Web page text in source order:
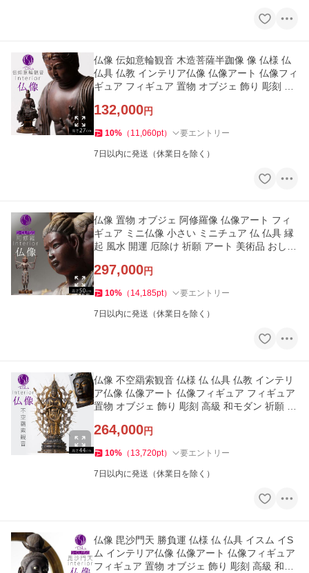
仏像 伝如意輪観音 木造菩薩半跏像 像 仏様 仏
仏具 仏教 インテリア仏像 仏像アート 仏像フィ
ギュア フィギュア 置物 オブジェ 飾り 彫刻 高
132,000円
10% （ 11,060pt） 要エントリー
7日以内に発送（休業日を除く）
仏像 置物 オブジェ 阿修羅像 仏像アート フィ
ギュア ミニ仏像 小さい ミニチュア 仏 仏具 縁
起 風水 開運 厄除け 祈願 アート 美術品 おしゃ
297,000円
10% （ 14,185pt） 要エントリー
7日以内に発送（休業日を除く）
仏像 不空羂索観音 仏様 仏 仏具 仏教 インテリ
ア仏像 仏像アート 仏像フィギュア フィギュア
置物 オブジェ 飾り 彫刻 高級 和モダン 祈願 開
264,000円
10% （ 13,720pt） 要エントリー
7日以内に発送（休業日を除く）
仏像 毘沙門天 勝負運 仏様 仏 仏具 イスム イS
ム インテリア仏像 仏像アート 仏像フィギュア
フィギュア 置物 オブジェ 飾り 彫刻 高級 和モ